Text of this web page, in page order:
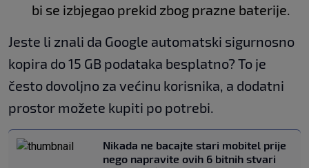
bi se izbjegao prekid zbog prazne baterije.
Jeste li znali da Google automatski sigurnosno
kopira do 15 GB podataka besplatno? To je
često dovoljno za većinu korisnika, a dodatni
prostor možete kupiti po potrebi.
Nikada ne bacajte stari mobitel prije
nego napravite ovih 6 bitnih stvari